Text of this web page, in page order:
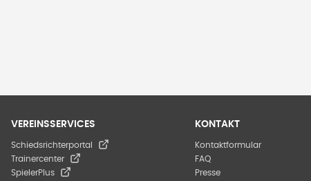
VEREINSSERVICES
Schiedsrichterportal
Trainercenter
SpielerPlus
KONTAKT
Kontaktformular
FAQ
Presse